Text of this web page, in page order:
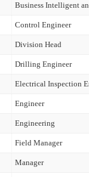
Business Intelligent
Control Engineer
Division Head
Drilling Engineer
Electrical Inspection
Engineer
Engineering
Field Manager
Manager